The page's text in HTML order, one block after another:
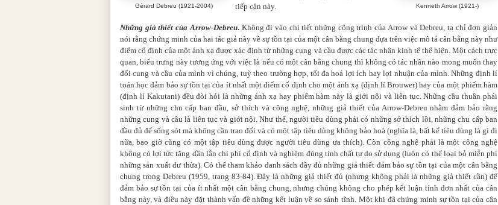
Kenneth Arrow (1921-)
Gérard Debreu (1921-2004)
tiếp cận này.
Những giả thiết của Arrow-Debreu.Không đi vào chi tiết những công trình của Arrow và Debreu, ta chỉ đơn giản
nói rằng chứng minh của hai tác giả này về sự tồn tại của một cân bằng chung dựa trên việc mô tả cân bằng này như
điểm cố định của một ánh xạ được xác định từ những cung và cầu được các tác nhân kinh tế thể hiện. Một cách trực
quan, biểu trưng này tương ứng với việc là nếu có một cân bằng chung thì không có tác nhân nào mong muốn thay
đổi cung và cầu của mình vì chúng, tuỳ theo trường hợp, tối đa hoá lợi ích hay lợi nhuận của mình. Những định lí
toán học đảm bảo sự tồn tại của ít nhất một điểm cố định cho một ánh xạ (định lí Brouwer) hay của một phiếm hàm
(định lí Kakutani) đều đòi hỏi là những ánh xạ hay phiếmhàmnày là giới nội và liên tục. Những cầu thuần phái
sinh từ những chu cấp ban đầu, sở thích và công nghệ, những giả thiết của Arrow-Debreu nhằm đảm bảo rằng
những cung và cầu là liên tục và giới nội. Như thế, người tiêu dùng phải có những sở thích lồi, những chu cấp ban
đầu đủ để sống sót mà không cần trao đổi và có một tập tiêu dùng không bảo hoà (nghĩa là, bất kể tiêu dùng là gì đi
nữa, bao giờ cũng có một tập tiêu dùng được người tiêu dùng ưa thích). Còn công nghệ phải là một công nghệ
không có lợi tức tăng dần lẫn chi phí cố định và nghiệm đúng tính chất tự do sử dụng (luôn có thể loại bỏ miễn phí
những sản xuất dư thừa). Có thể tham khảo danh sách đầy đủ những giả thiết đảm bảo sự tồn tại của một cân bằng
chung trong Debreu (1959, trang 83-84). Đây là những giả thiết đủ (nhưng không phải là những giả thiết cần) để
đảm bảo sự tồn tại của ít nhất một cân bằng chung, nhưng chúng không cho phép kết luận tính đơn nhất của cân
bằng này, và điều này đặt thành vấn đề những kết luận về so sánh tĩnh. Một khi đã chứng minh sự tồn tại của cân